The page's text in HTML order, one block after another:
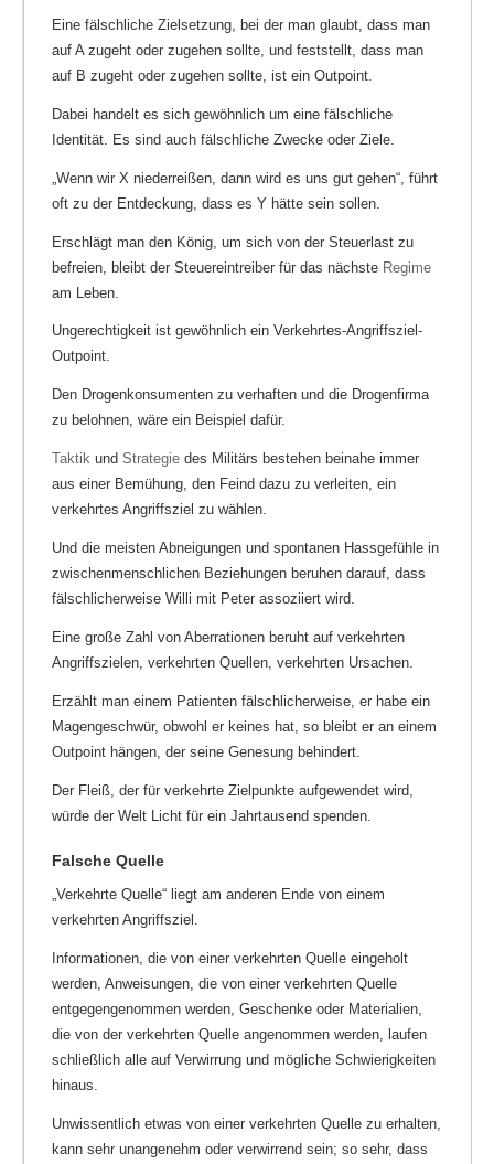
Eine fälschliche Zielsetzung, bei der man glaubt, dass man
auf A zugeht oder zugehen sollte, und feststellt, dass man
auf B zugeht oder zugehen sollte, ist ein Outpoint.
Dabei handelt es sich gewöhnlich um eine fälschliche
Identität. Es sind auch fälschliche Zwecke oder Ziele.
„Wenn wir X niederreißen, dann wird es uns gut gehen“, führt
oft zu der Entdeckung, dass es Y hätte sein sollen.
Erschlägt man den König, um sich von der Steuerlast zu
befreien, bleibt der Steuereintreiber für das nächste Regime
am Leben.
Ungerechtigkeit ist gewöhnlich ein Verkehrtes-Angriffsziel-
Outpoint.
Den Drogenkonsumenten zu verhaften und die Drogenfirma
zu belohnen, wäre ein Beispiel dafür.
Taktik und Strategie des Militärs bestehen beinahe immer
aus einer Bemühung, den Feind dazu zu verleiten, ein
verkehrtes Angriffsziel zu wählen.
Und die meisten Abneigungen und spontanen Hassgefühle in
zwischenmenschlichen Beziehungen beruhen darauf, dass
fälschlicherweise Willi mit Peter assoziiert wird.
Eine große Zahl von Aberrationen beruht auf verkehrten
Angriffszielen, verkehrten Quellen, verkehrten Ursachen.
Erzählt man einem Patienten fälschlicherweise, er habe ein
Magengeschwür, obwohl er keines hat, so bleibt er an einem
Outpoint hängen, der seine Genesung behindert.
Der Fleiß, der für verkehrte Zielpunkte aufgewendet wird,
würde der Welt Licht für ein Jahrtausend spenden.
Falsche Quelle
„Verkehrte Quelle“ liegt am anderen Ende von einem
verkehrten Angriffsziel.
Informationen, die von einer verkehrten Quelle eingeholt
werden, Anweisungen, die von einer verkehrten Quelle
entgegengenommen werden, Geschenke oder Materialien,
die von der verkehrten Quelle angenommen werden, laufen
schließlich alle auf Verwirrung und mögliche Schwierigkeiten
hinaus.
Unwissentlich etwas von einer verkehrten Quelle zu erhalten,
kann sehr unangenehm oder verwirrend sein; so sehr, dass